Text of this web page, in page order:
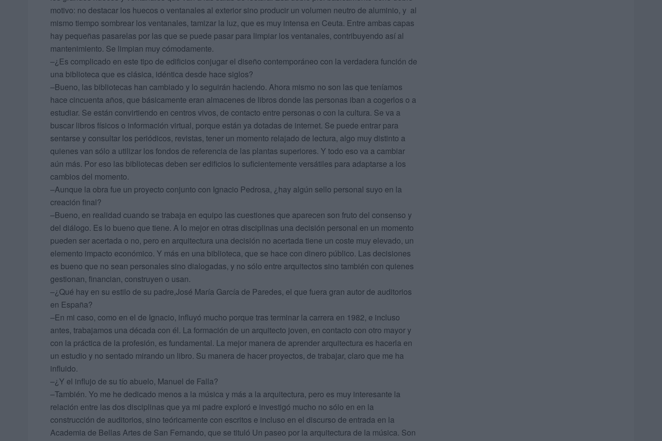
motivo: no destacar los huecos o ventanales al exterior sino producir un volumen neutro de aluminio, y al
mismo tiempo sombrear los ventanales, tamizar la luz, que es muy intensa en Ceuta. Entre ambas capas
hay pequeñas pasarelas por las que se puede pasar para limpiar los ventanales, contribuyendo así al
mantenimiento. Se limpian muy cómodamente.
–¿Es complicado en este tipo de edificios conjugar el diseño contemporáneo con la verdadera función de
una biblioteca que es clásica, idéntica desde hace siglos?
–Bueno, las bibliotecas han cambiado y lo seguirán haciendo. Ahora mismo no son las que teníamos
hace cincuenta años, que básicamente eran almacenes de libros donde las personas iban a cogerlos o a
estudiar. Se están convirtiendo en centros vivos, de contacto entre personas o con la cultura. Se va a
buscar libros físicos o información virtual, porque están ya dotadas de internet. Se puede entrar para
sentarse y consultar los periódicos, revistas, tener un momento relajado de lectura, algo muy distinto a
quienes van sólo a utilizar los fondos de referencia de las plantas superiores. Y todo eso va a cambiar
aún más. Por eso las bibliotecas deben ser edificios lo suficientemente versátiles para adaptarse a los
cambios del momento.
­–Aunque la obra fue un proyecto conjunto con Ignacio Pedrosa, ¿hay algún sello personal suyo en la
creación final?
–Bueno, en realidad cuando se trabaja en equipo las cuestiones que aparecen son fruto del consenso y
del diálogo. Es lo bueno que tiene. A lo mejor en otras disciplinas una decisión personal en un momento
pueden ser acertada o no, pero en arquitectura una decisión no acertada tiene un coste muy elevado, un
elemento impacto económico. Y más en una biblioteca, que se hace con dinero público. Las decisiones
es bueno que no sean personales sino dialogadas, y no sólo entre arquitectos sino también con quienes
gestionan, financian, construyen o usan.
–¿Qué hay en su estilo de su padre,José María García de Paredes, el que fuera gran autor de auditorios
en España?
–En mi caso, como en el de Ignacio, influyó mucho porque tras terminar la carrera en 1982, e incluso
antes, trabajamos una década con él. La formación de un arquitecto joven, en contacto con otro mayor y
con la práctica de la profesión, es fundamental. La mejor manera de aprender arquitectura es hacerla en
un estudio y no sentado mirando un libro. Su manera de hacer proyectos, de trabajar, claro que me ha
influido.
–¿Y el influjo de su tío abuelo, Manuel de Falla?
–También. Yo me he dedicado menos a la música y más a la arquitectura, pero es muy interesante la
relación entre las dos disciplinas que ya mi padre exploró e investigó mucho no sólo en en la
construcción de auditorios, sino teóricamente con escritos e incluso en el discurso de entrada en la
Academia de Bellas Artes de San Fernando, que se tituló Un paseo por la arquitectura de la música. Son